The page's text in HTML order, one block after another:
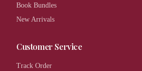
Book Bundles
New Arrivals
Customer Service
Track Order